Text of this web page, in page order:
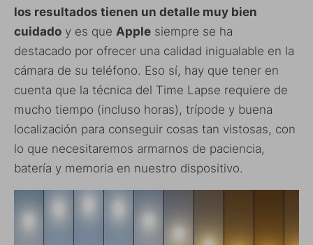
los resultados tienen un detalle muy bien
cuidado y es que Apple siempre se ha
destacado por ofrecer una calidad inigualable en la
cámara de su teléfono. Eso sí, hay que tener en
cuenta que la técnica del Time Lapse requiere de
mucho tiempo (incluso horas), trípode y buena
localización para conseguir cosas tan vistosas, con
lo que necesitaremos armarnos de paciencia,
batería y memoria en nuestro dispositivo.